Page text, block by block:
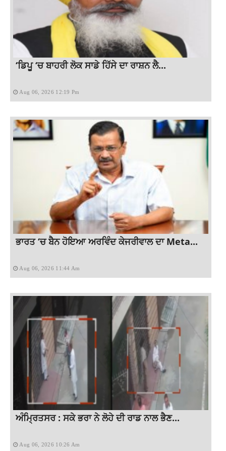
‘ਡਿਪੂ ‘ਚ ਬਾਹਰੀ ਲੋਕ ਸਾਡੇ ਹਿੱਸੇ ਦਾ ਰਾਸ਼ਨ ਲੈ...
Aug 06, 2026 12:19 Pm
ਭਾਰਤ ‘ਚ ਬੈਨ ਹੋਇਆ ਅਰਵਿੰਦ ਕੇਜਰੀਵਾਲ ਦਾ Meta...
Aug 06, 2026 11:44 Am
ਅੰਮ੍ਰਿਤਸਰ : ਸਕੇ ਭਰਾ ਨੇ ਲੋਹੇ ਦੀ ਰਾਡ ਨਾਲ ਭੈਣ...
Aug 06, 2026 10:26 Am